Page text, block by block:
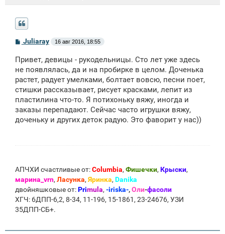
о
б
щ
н
и
Juliaray 16 авг 2016, 18:55
Привет, девицы - рукодельницы. Сто лет уже здесь
не появлялась, да и на пробирке в целом. Доченька
растет, радует умелками, болтает вовсю, песни поет,
стишки рассказывает, рисует красками, лепит из
пластилина что-то. Я потихоньку вяжу, иногда и
заказы перепадают. Сейчас часто игрушки вяжу,
доченьку и других деток радую. Это фаворит у нас))
АПЧХИ счастливые от:Columbia, Фишечки, Крыски,
марина_vrn, Ласунка, Яринка, Danika
двойняшковые от:Primula, -iriska-,Оли-фасоли
ХГЧ: 6ДПП-6,2, 8-34, 11-196, 15-1861, 23-24676, УЗИ
35ДПП-СБ+.